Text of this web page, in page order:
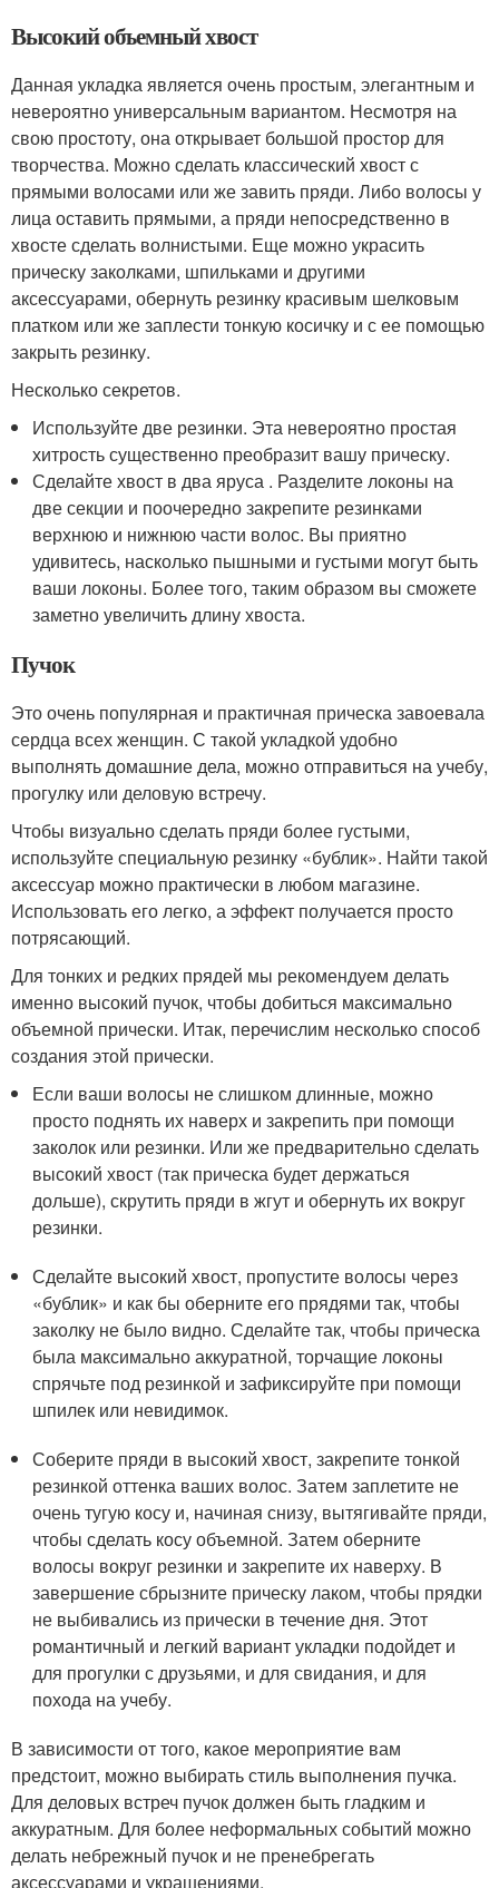
Высокий объемный хвост
Данная укладка является очень простым, элегантным и
невероятно универсальным вариантом. Несмотря на
свою простоту, она открывает большой простор для
творчества. Можно сделать классический хвост с
прямыми волосами или же завить пряди. Либо волосы у
лица оставить прямыми, а пряди непосредственно в
хвосте сделать волнистыми. Еще можно украсить
прическу заколками, шпильками и другими
аксессуарами, обернуть резинку красивым шелковым
платком или же заплести тонкую косичку и с ее помощью
закрыть резинку.
Несколько секретов.
Используйте две резинки. Эта невероятно простая
хитрость существенно преобразит вашу прическу.
Сделайте хвост в два яруса . Разделите локоны на
две секции и поочередно закрепите резинками
верхнюю и нижнюю части волос. Вы приятно
удивитесь, насколько пышными и густыми могут быть
ваши локоны. Более того, таким образом вы сможете
заметно увеличить длину хвоста.
Пучок
Это очень популярная и практичная прическа завоевала
сердца всех женщин. С такой укладкой удобно
выполнять домашние дела, можно отправиться на учебу,
прогулку или деловую встречу.
Чтобы визуально сделать пряди более густыми,
используйте специальную резинку «бублик». Найти такой
аксессуар можно практически в любом магазине.
Использовать его легко, а эффект получается просто
потрясающий.
Для тонких и редких прядей мы рекомендуем делать
именно высокий пучок, чтобы добиться максимально
объемной прически. Итак, перечислим несколько способ
создания этой прически.
Если ваши волосы не слишком длинные, можно
просто поднять их наверх и закрепить при помощи
заколок или резинки. Или же предварительно сделать
высокий хвост (так прическа будет держаться
дольше), скрутить пряди в жгут и обернуть их вокруг
резинки.
Сделайте высокий хвост, пропустите волосы через
«бублик» и как бы оберните его прядями так, чтобы
заколку не было видно. Сделайте так, чтобы прическа
была максимально аккуратной, торчащие локоны
спрячьте под резинкой и зафиксируйте при помощи
шпилек или невидимок.
Соберите пряди в высокий хвост, закрепите тонкой
резинкой оттенка ваших волос. Затем заплетите не
очень тугую косу и, начиная снизу, вытягивайте пряди,
чтобы сделать косу объемной. Затем оберните
волосы вокруг резинки и закрепите их наверху. В
завершение сбрызните прическу лаком, чтобы прядки
не выбивались из прически в течение дня. Этот
романтичный и легкий вариант укладки подойдет и
для прогулки с друзьями, и для свидания, и для
похода на учебу.
В зависимости от того, какое мероприятие вам
предстоит, можно выбирать стиль выполнения пучка.
Для деловых встреч пучок должен быть гладким и
аккуратным. Для более неформальных событий можно
делать небрежный пучок и не пренебрегать
аксессуарами и украшениями.